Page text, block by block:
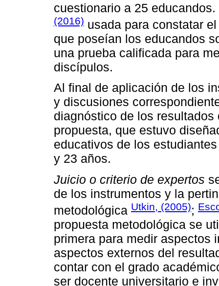
cuestionario a 25
(2016) usada para constatar
que poseían los educandos
una prueba calificada para
discípulos.
Al final de aplicación de los
y discusiones
diagnóstico de los
propuesta, que estuvo
educativos de los
y 23 años.
Juicio o criterio de expertos
de los instrumentos y la
metodológica Utkin, (2005);
propuesta metodológica se
primera para medir aspectos
aspectos externos del
contar con el grado
ser docente universitario e